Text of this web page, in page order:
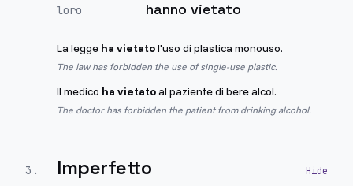
loro hanno vietato
La legge ha vietatol'uso di plastica monouso.
The law has forbidden the use of single-use plastic.
Il medico ha vietatoal paziente di bere alcol.
The doctor has forbidden the patient from drinking alcohol.
3 . Imperfetto